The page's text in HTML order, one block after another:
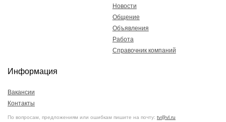
Новости
Общение
Объявления
Работа
Справочник компаний
Информация
Вакансии
Контакты
По вопросам, предложениям или ошибкам пишите на почту: tv@vl.ru